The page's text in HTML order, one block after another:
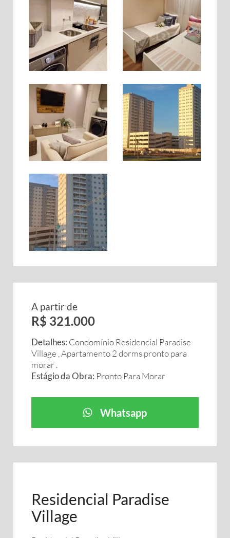
A partir de
R$ 321.000
Detalhes: Condomínio Residencial Paradise
Village , Apartamento 2 dorms pronto para
morar .
Estágio da Obra: Pronto Para Morar
Whatsapp
Residencial Paradise
Village